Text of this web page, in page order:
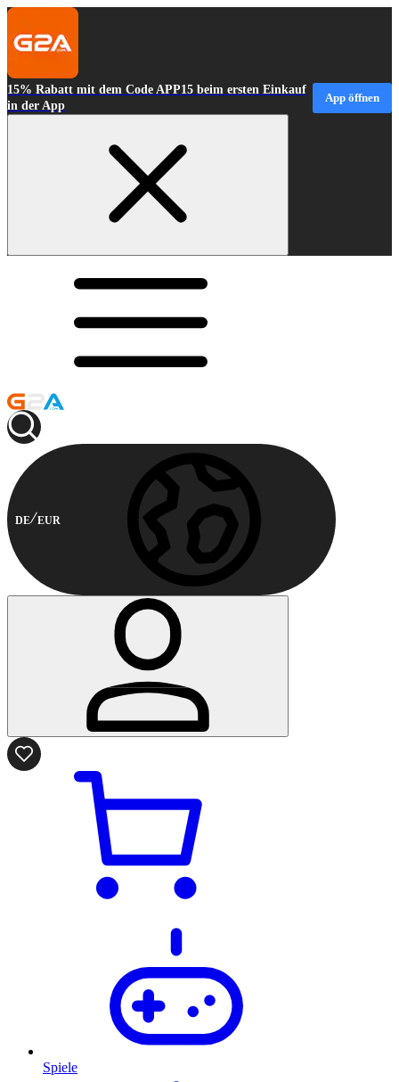
15% Rabatt mit dem Code APP15 beim ersten Einkauf
in der App
App öffnen
DE EUR
Spiele